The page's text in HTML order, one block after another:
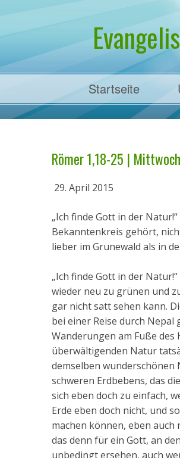
Startseite
Römer 1,18-25 |
29. April 2015
„Ich finde Gott in der
Bekanntenkreis gehört,
lieber im Grunewald als in
„Ich finde Gott in der
wieder neu zu grünen und
gar nicht satt sehen kann.
bei einer Reise durch Nepal
Wanderungen am Fuße des
überwältigenden Natur
demselben wunderschönen
schweren Erdbebens, das
sich eben doch zu einfach,
Erde eben doch nicht, und
machen können, eben
das denn für ein Gott, an
unbedingt ersehen, auch